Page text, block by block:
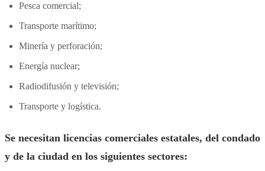
Pesca comercial;
Transporte marítimo;
Minería y perforación;
Energía nuclear;
Radiodifusión y televisión;
Transporte y logística.
Se necesitan licencias comerciales estatales, del condado
y de la ciudad en los siguientes sectores: